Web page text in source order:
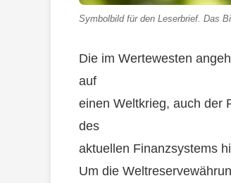
Symbolbild für den Leserbrief. Das
Die im Wertewesten
auf
einen Weltkrieg, auch der
des
aktuellen Finanzsystems
Um die